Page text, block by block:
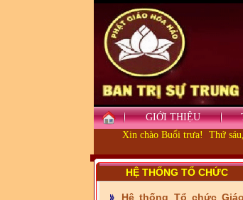
GIỚI THIỆU
Xin chào Buổi trưa! Thứ
HỆ THỐNG TỔ CHỨC
Hệ thống Tổ chức Giáo
- Những tấm lòng thiện
nguyện vùng biên
PHƯỚC TỈNH ĐỒNG NAI
TIẾP SỨC ĐẾN TRƯỜNG